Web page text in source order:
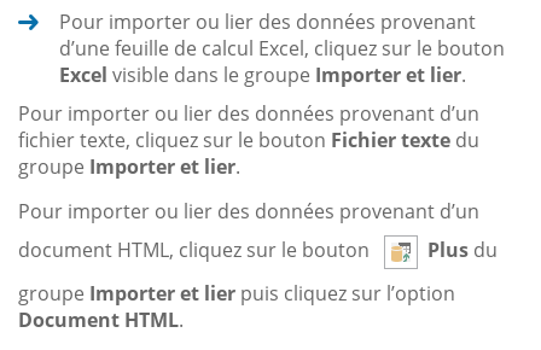
Pour importer ou lier des données provenant
d’une feuille de calcul Excel, cliquez sur le bouton
Excel visible dans le groupe Importer et lier.
Pour importer ou lier des données provenant d’un
fichier texte, cliquez sur le bouton Fichier texte du
groupe Importer et lier.
Pour importer ou lier des données provenant d’un
document HTML, cliquez sur le bouton
Plus du
groupe Importer et lier puis cliquez sur l’option
Document HTML.